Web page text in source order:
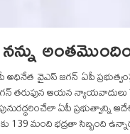
అధినేత వైఎస్ జగన్ ఏపీ
తరుఫున ఆయన
ఏపీ
139 మంది భద్రతా సిబ్బంది